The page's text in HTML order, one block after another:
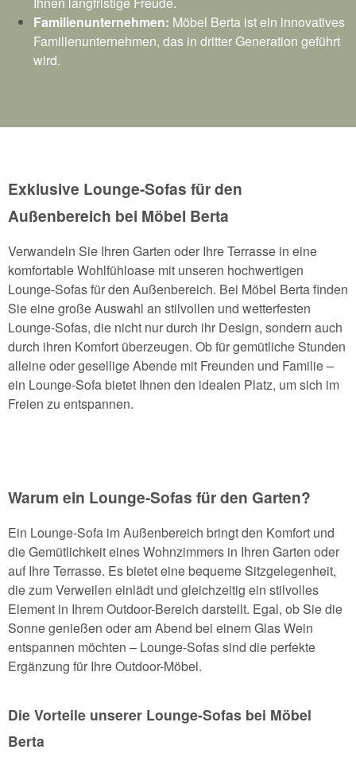
Familienunternehmen: Möbel Berta ist ein innovatives
Familienunternehmen, das in dritter Generation geführt
wird.
Exklusive Lounge-Sofas für den
Außenbereich bei Möbel Berta
Verwandeln Sie Ihren Garten oder Ihre Terrasse in eine
komfortable Wohlfühloase mit unseren hochwertigen
Lounge-Sofas für den Außenbereich. Bei Möbel Berta finden
Sie eine große Auswahl an stilvollen und wetterfesten
Lounge-Sofas, die nicht nur durch ihr Design, sondern auch
durch ihren Komfort überzeugen. Ob für gemütliche Stunden
alleine oder gesellige Abende mit Freunden und Familie –
ein Lounge-Sofa bietet Ihnen den idealen Platz, um sich im
Freien zu entspannen.
Warum ein Lounge-Sofas für den Garten?
Ein Lounge-Sofa im Außenbereich bringt den Komfort und
die Gemütlichkeit eines Wohnzimmers in Ihren Garten oder
auf Ihre Terrasse. Es bietet eine bequeme Sitzgelegenheit,
die zum Verweilen einlädt und gleichzeitig ein stilvolles
Element in Ihrem Outdoor-Bereich darstellt. Egal, ob Sie die
Sonne genießen oder am Abend bei einem Glas Wein
entspannen möchten – Lounge-Sofas sind die perfekte
Ergänzung für Ihre Outdoor-Möbel.
Die Vorteile unserer Lounge-Sofas bei Möbel
Berta